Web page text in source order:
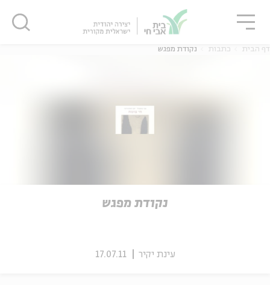
אנגלית
דף הבית כתבות נקודת מפגש
נקודת מפגש
עינת יקיר 17.07.11
סגור